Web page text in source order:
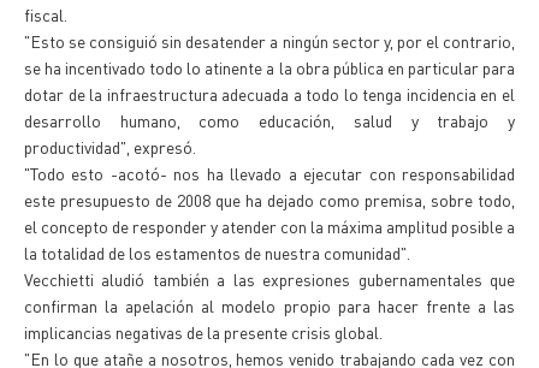
fiscal.
"Esto se consiguió sin desatender a ningún sector y, por el contrario,
se ha incentivado todo lo atinente a la obra pública en particular para
dotar de la infraestructura adecuada a todo lo tenga incidencia en el
desarrollo humano, como educación, salud y trabajo y
productividad", expresó.
"Todo esto -acotó- nos ha llevado a ejecutar con responsabilidad
este presupuesto de 2008 que ha dejado como premisa, sobre todo,
el concepto de responder y atender con la máxima amplitud posible a
la totalidad de los estamentos de nuestra comunidad".
Vecchietti aludió también a las expresiones gubernamentales que
confirman la apelación al modelo propio para hacer frente a las
implicancias negativas de la presente crisis global.
"En lo que atañe a nosotros, hemos venido trabajando cada vez con